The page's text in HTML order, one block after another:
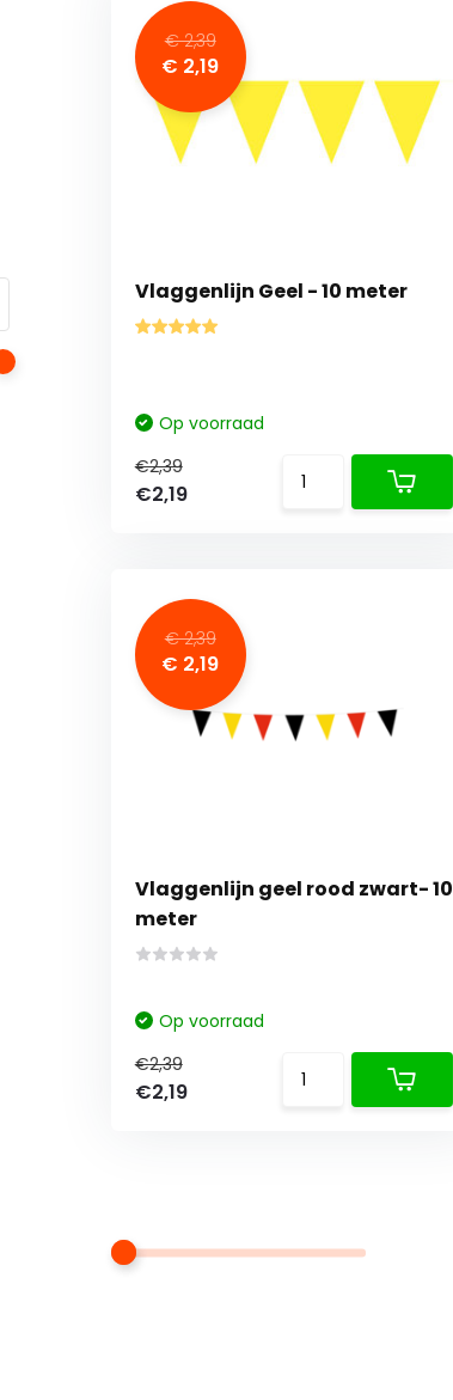
€ 2,39
€ 2,19
Vlaggenlijn Geel - 10 meter
Op voorraad
€2,39
€2,19
€ 2,39
€ 2,19
Vlaggenlijn geel rood zwart- 10
meter
Op voorraad
€2,39
€2,19